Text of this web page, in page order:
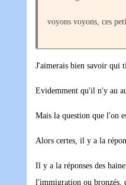
voyons voyons, ces
J'aimerais bien savoir qui
Evidemment qu'il n'y au
Mais la question que l'on
Alors certes, il y a la
Il y a la réponses des
l'immigration ou bronzés,